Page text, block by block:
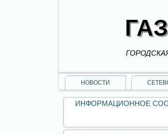
НОВОСТИ
ИНФОРМАЦИОННОЕ